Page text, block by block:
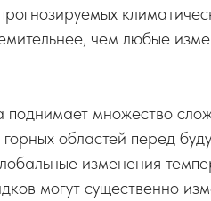
чем любые
множество
областей перед
изменения
могут существенно